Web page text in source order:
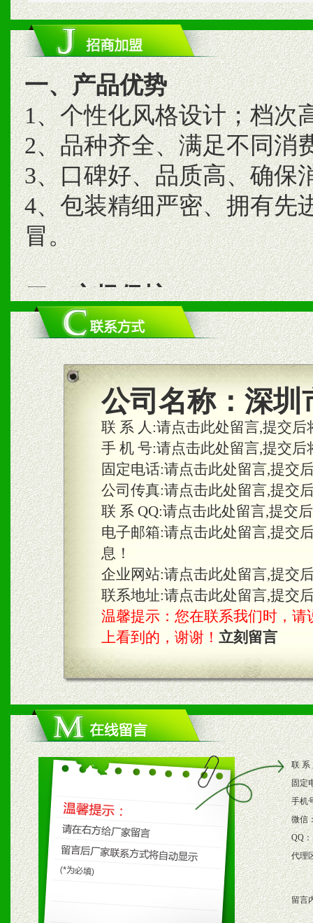
一、产品优势
1、个性化风格设计；档次
2、品种齐全、满足不同消
3、口碑好、品质高、确保
4、包装精细严密、拥有先
冒。
二、市场保护
1、统一市场价格；建立全
商利润。
2、区域独家经营；建立区
合作关系。
三、物料及媒体
1、免费提供体验及宣传彩
2、不定期在各大知名网站
知名度和影响力。
3、根据地方实际情况提供
具。
四、市场操作及支持
1、根据区域市场协助制定
2、根据具体情况公司给予
3、根据市场需要，派驻区
保产品顺利销售。
4、根据市场情况公司给予
购支持。
公司名称： 深圳
联 系 人:请点击此处留言,提交
手 机 号:请点击此处留言,提交
固定电话:请点击此处留言,提交
公司传真:请点击此处留言,提交
联 系 QQ:请点击此处留言,提交
电子邮箱:请点击此处留言,提交
息！
企业网站:请点击此处留言,提交
联系地址:请点击此处留言,提交
温馨提示：您在联系我们时，请
上看到的，谢谢！ 立刻留言
联 系
固定
手机
微信
QQ：
代理
留言